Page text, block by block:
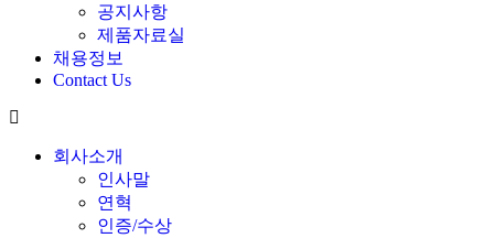
공지사항
제품자료실
채용정보
Contact Us
회사소개
인사말
연혁
인증/수상